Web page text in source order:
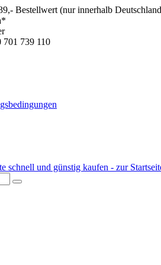
Bestellwert (nur innerhalb
701 739 110